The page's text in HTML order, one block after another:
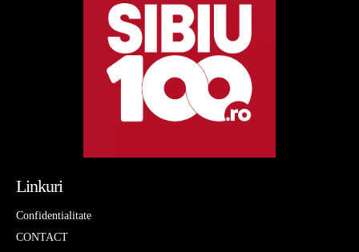
Linkuri
Confidentialitate
CONTACT